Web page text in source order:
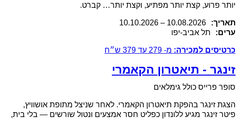
יותר פרוע, קצת יותר מפתיע, וקצת יותר… קברט.
תאריך: 10.08.2026
–
10.10.2026
ערים:
תל אביב-יפו
כרטיסים למכירה: מ- 279 עד 379 ש״ח
זינגר - תיאטרון הקאמרי
סופר פרייס כולל גימלאים
הצגת זינגר בהפקת תיאטרון הקאמרי. לאחר שניצל מתופת אושוויץ,
פיטר זינגר מגיע ללונדון כפליט חסר אמצעים ונטול שורשים — בלי בית,